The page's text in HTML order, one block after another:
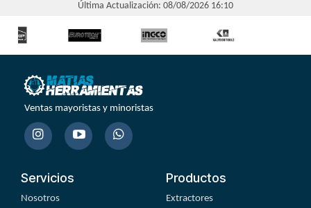
Última Actualización: 08/08/2026 16:10
Ventas mayoristas y minoristas
Servicios
Nosotros
Productos
Extractores